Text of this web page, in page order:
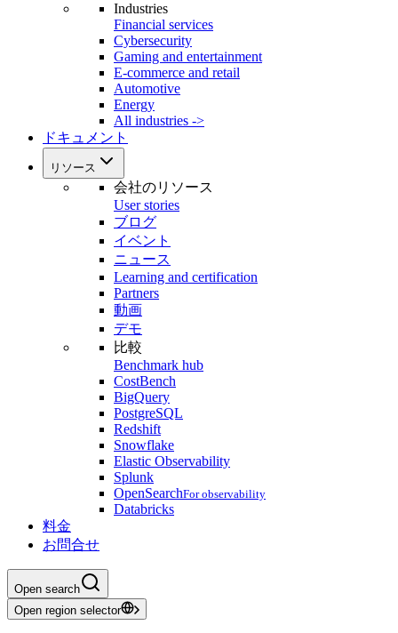
Industries
Financial services
Cybersecurity
Gaming and entertainment
E-commerce and retail
Automotive
Energy
All industries ->
ドキュメント
リソース
会社のリソース
User stories
ブログ
イベント
ニュース
Learning and certification
Partners
動画
デモ
比較
Benchmark hub
CostBench
BigQuery
PostgreSQL
Redshift
Snowflake
Elastic Observability
Splunk
OpenSearchFor observability
Databricks
料金
お問合せ
Open search
Open region selector